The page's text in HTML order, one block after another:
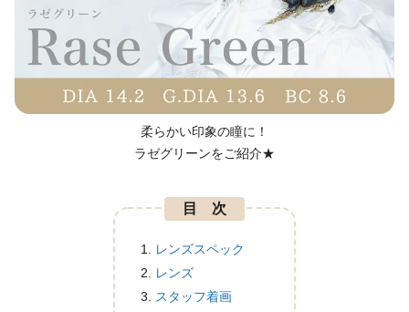
柔らかい印象の瞳に！
ラゼグリーンをご紹介★
目 次
レンズスペック
レンズ
スタッフ着画